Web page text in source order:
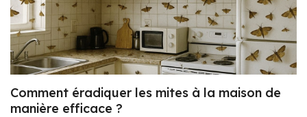
Comment éradiquer les mites à la maison de
manière efficace ?